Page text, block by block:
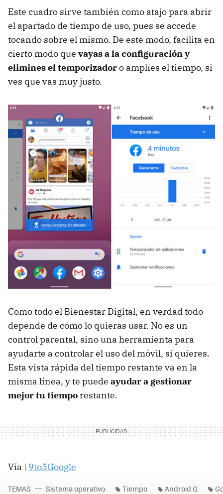
Este cuadro sirve también como atajo para abrir
el apartado de tiempo de uso, pues se accede
tocando sobre el mismo. De este modo, facilita en
cierto modo que vayas a la configuración y
elimines el temporizadoro amplíes el tiempo, si
ves que vas muy justo.
Como todo el Bienestar Digital, en verdad todo
depende de cómo lo quieras usar. No es un
control parental, sino una herramienta para
ayudarte a controlar el uso del móvil, si quieres.
Esta vista rápida del tiempo restante va en la
misma línea, y te puede ayudar a gestionar
mejor tu tiempo restante.
Vía | 9to5Google
TEMAS Sistema operativo Tiempo Android Q